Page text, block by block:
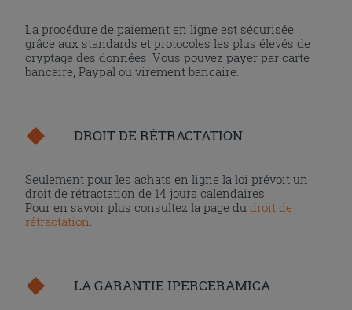
La procédure de paiement en ligne est sécurisée
grâce aux standards et protocoles les plus élevés de
cryptage des données. Vous pouvez payer par carte
bancaire, Paypal ou virement bancaire.
DROIT DE RÉTRACTATION
Seulement pour les achats en ligne la loi prévoit un
droit de rétractation de 14 jours calendaires.
Pour en savoir plus consultez la page dudroit de
rétractation.
LA GARANTIE IPERCERAMICA